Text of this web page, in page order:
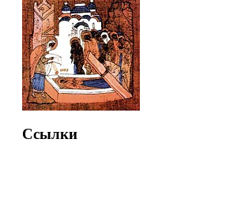
Ссылки